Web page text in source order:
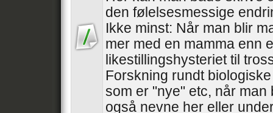
den følelsesmessige
Ikke minst: Når man blir
mer med en mamma enn
likestillingshysteriet til
Forskning rundt
som er "nye" etc, når man
også nevne her eller